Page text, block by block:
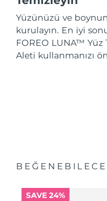
Yüzünüzü ve
kurulayın. En iyi
FOREO LUNA™ Yüz
Aleti kullanmanızı
SAVE 24%